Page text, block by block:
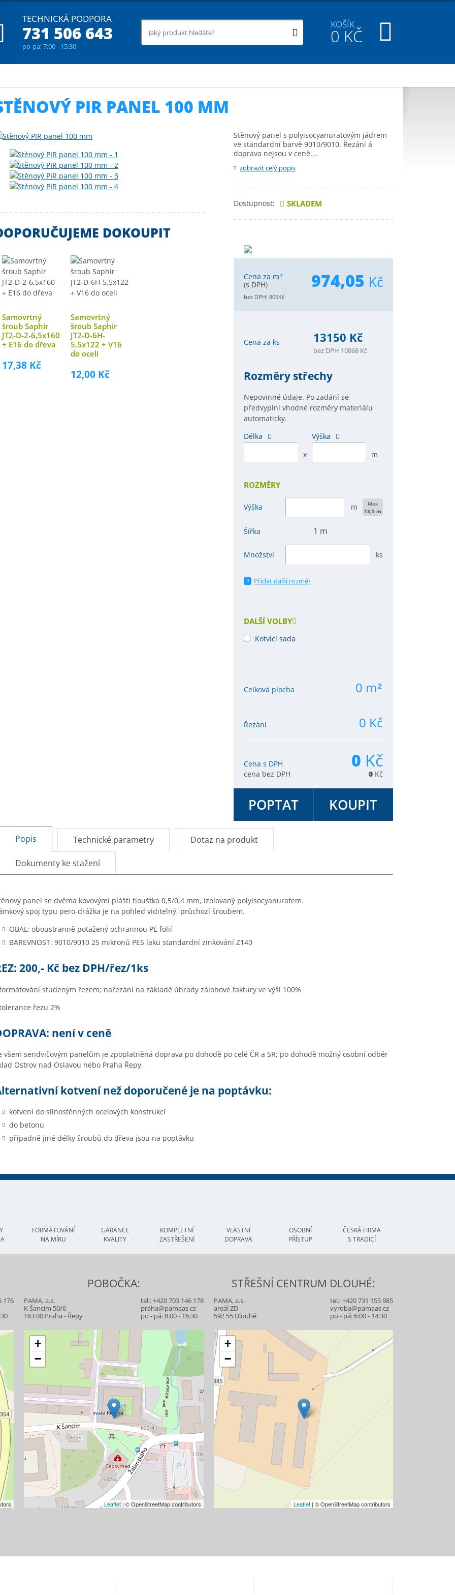
TECHNICKÁ PODPORA
731 506 643
po-pa: 7:00 - 15:30
KOŠÍK
0 KČ
PIR PANEL 100 MM
Stěnový panel s polyisocyanuratovým jádrem
ve standardní barvě 9010/9010. Řezání á
doprava nejsou v ceně.…
zobrazit celý popis
Dostupnost: SKLADEM
DOKOUPIT
Samovrtný
šroub Saphir
JT2-D-2-6,5x160
+ E16 do dřeva
17,38 Kč
Samovrtný
šroub Saphir
JT2-D-6H-
5,5x122 + V16
do oceli
12,00 Kč
Cena za m 2
(s DPH) 974,05 Kč
bez DPH: 805Kč
Cena za ks 13150 Kč
bez DPH 10868 Kč
Rozměry střechy
Nepovinné údaje. Po zadání se
předvyplní vhodné rozměry materiálu
automaticky.
Délka
x
Výška
m
ROZMĚRY
Výška m
Max
13,5 m
Šířka 1 m
Množství ks
Přidat další rozměr
DALŠÍ VOLBY
Kotvící sada
Celková plocha 0 m2
Řezání 0 Kč
Cena s DPH 0 Kč
cena bez DPH 0 Kč
POPTAT KOUPIT
Popis Technické parametry Dotaz na produkt
Dokumenty ke stažení
panel se dvěma kovovými plášti tloušťka 0,5/0,4 mm, izolovaný polyisocyanuratem.
spoj typu pero-drážka je na pohled viditelný, průchozí šroubem.
OBAL: oboustranně potažený ochrannou PE folií
BAREVNOST: 9010/9010 25 mikronů PES laku standardní zinkování Z140
200,- Kč bez DPH/řez/1ks
studeným řezem; nařezání na základě úhrady zálohové faktury ve výši 100%
řezu 2%
není v ceně
všem sendvičovým panelům je zpoplatněná doprava po dohodě po celé ČR a SR; po dohodě možný osobní odběr
Ostrov nad Oslavou nebo Praha Řepy.
kotvení než doporučené je na poptávku:
kotvení do silnostěnných ocelových konstrukcí
do betonu
případně jiné délky šroubů do dřeva jsou na poptávku
FORMÁTOVÁNÍ
NA MÍRU
GARANCE
KVALITY
KOMPLETNÍ
ZASTŘEŠENÍ
VLASTNÍ
DOPRAVA
OSOBNÍ
PŘÍSTUP
ČESKÁ FIRMA
S TRADICÍ
176
POBOČKA:
PAMA, a.s.
K Šancím 50/6
163 00 Praha - Řepy
tel.:+420 703 146 178
praha@pamaas.cz
po - pá: 8:00 - 16:30
+
−
Leaflet| © OpenStreetMap contributors
STŘEŠNÍ CENTRUM DLOUHÉ:
PAMA, a.s.
areál ZD
592 55 Dlouhé
tel.:+420 731 155 985
vyroba@pamaas.cz
po - pá: 6:00 - 14:30
+
−
Leaflet| © OpenStreetMap contributors